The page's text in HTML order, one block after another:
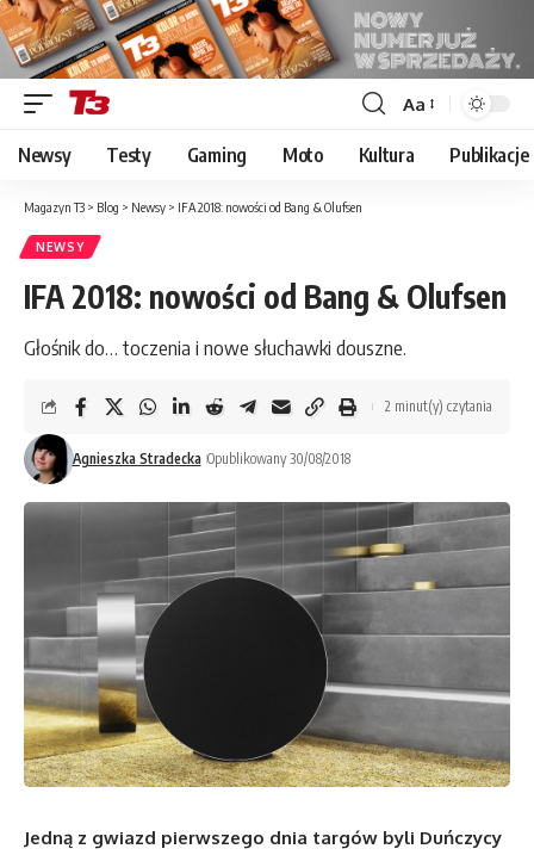
Font
Resizer
Aa
Newsy Testy Gaming Moto Kultura Publikacje
Magazyn T3 > Blog > Newsy > IFA 2018: nowości od Bang & Olufsen
NEWSY
IFA 2018: nowości od Bang & Olufsen
Głośnik do… toczenia i nowe słuchawki douszne.
Agnieszka Stradecka Opublikowany 30/08/2018
2 minut(y) czytania
Jedną z gwiazd pierwszego dnia targów byli Duńczycy